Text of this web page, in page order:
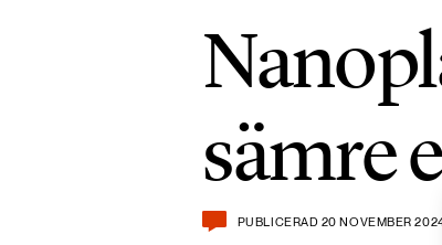
Livsstil & konsumtion
sämre
PUBLICERAD 20 NOVEMBER